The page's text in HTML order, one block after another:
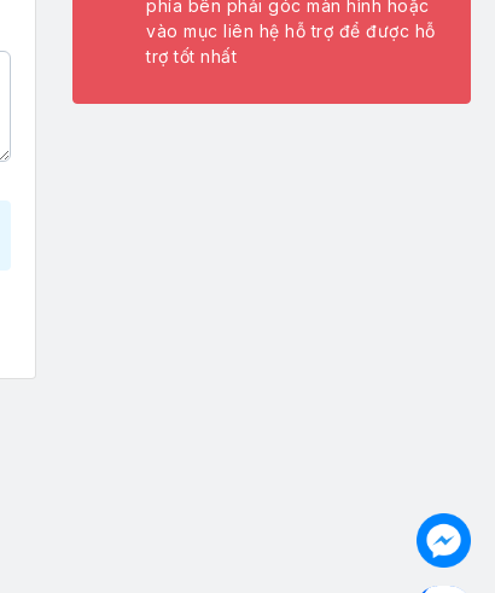
phía bên phải góc màn hình hoặc
vào mục liên hệ hỗ trợ để được hỗ
trợ tốt nhất